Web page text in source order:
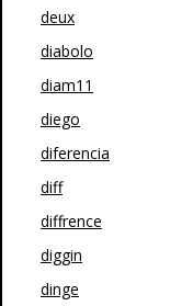
deux
diabolo
diam11
diego
diferencia
diff
diffrence
diggin
dinge